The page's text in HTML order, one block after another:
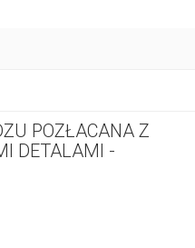
POZŁACANA Z
DETALAMI -